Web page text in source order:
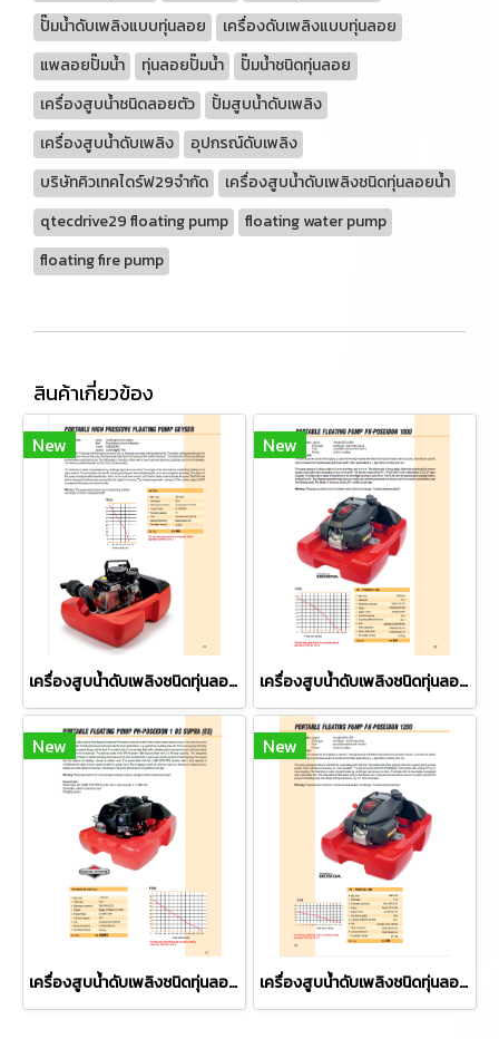
ปั๊มน้ำดับเพลิงแบบทุ่นลอย
เครื่องดับเพลิงแบบทุ่นลอย
แพลอยปั๊มน้ำ
ทุ่นลอยปั๊มน้ำ
ปั๊มน้ำชนิดทุ่นลอย
เครื่องสูบน้ำชนิดลอยตัว
ปั้มสูบน้ำดับเพลิง
เครื่องสูบน้ำดับเพลิง
อุปกรณ์ดับเพลิง
บริษัทคิวเทคไดร์ฟ29จำกัด
เครื่องสูบน้ำดับเพลิงชนิดทุ่นลอยน้ำ
qtecdrive29 floating pump
floating water pump
floating fire pump
สินค้าเกี่ยวข้อง
New
เครื่องสูบน้ำดับเพลิงชนิดทุ่นลอย ยี่ห้อ P&H รุ่น GEYSER
New
เครื่องสูบน้ำดับเพลิงชนิดทุ่นลอย ยี่ห้อ P&H รุ่น PH-POSEIDON 1000
New
เครื่องสูบน้ำดับเพลิงชนิดทุ่นลอย ยี่ห้อ P&H รุ่น PH-POSEIDON 1 BS SUPRA (ES)
New
เครื่องสูบน้ำดับเพลิงชนิดทุ่นลอย ยี่ห้อ P&H รุ่น PH-POSEIDON 1200